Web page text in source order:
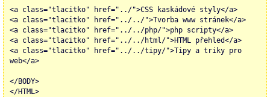
<a class="tlacitko" href="../">CSS kaskádové styly</a>
<a class="tlacitko" href="../../">Tvorba www stránek</a>
<a class="tlacitko" href="../../php/">php scripty</a>
<a class="tlacitko" href="../../html/">HTML přehled</a>
<a class="tlacitko" href="../../tipy/">Tipy a triky pro
web</a>
</BODY>
</HTML>